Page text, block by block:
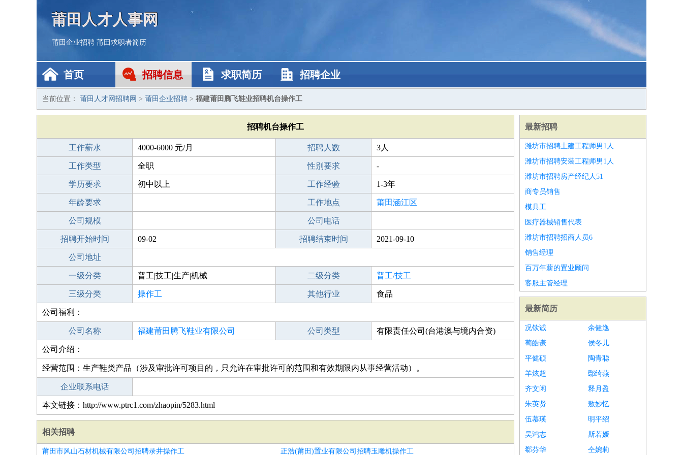
莆田人才人事网
莆田企业招聘 莆田求职者简历
首页 招聘信息 求职简历 招聘企业
当前位置： 莆田人才网招聘网 > 莆田企业招聘 > 福建莆田腾飞鞋业招聘机台操作工
招聘机台操作工
工作薪水 4000-6000 元/月 招聘人数 3人
工作类型 全职 性别要求 -
学历要求 初中以上 工作经验 1-3年
年龄要求 工作地点 莆田涵江区
公司规模 公司电话
招聘开始时间 09-02 招聘结束时间 2021-09-10
公司地址
一级分类 普工|技工|生产|机械 二级分类 普工/技工
三级分类 操作工 其他行业 食品
公司福利：
公司名称 福建莆田腾飞鞋业有限公司 公司类型 有限责任公司(台港澳与境内合资)
公司介绍：
经营范围：生产鞋类产品（涉及审批许可项目的，只允许在审批许可的范围和有效期限内从事经营活动）。
企业联系电话
本文链接：http://www.ptrc1.com/zhaopin/5283.html
相关招聘
莆田市风山石材机械有限公司招聘录井操作工 正浩(莆田)置业有限公司招聘玉雕机操作工
最新招聘
潍坊市招聘土建工程师男1人
潍坊市招聘安装工程师男1人
潍坊市招聘房产经纪人51
商专员销售
模具工
医疗器械销售代表
潍坊市招聘招商人员6
销售经理
百万年薪的置业顾问
客服主管经理
最新简历
况钦诚
余健逸
荀皓谦
侯冬儿
平健硕
陶青聪
羊炫超
鄢绮燕
齐文闲
释月盈
朱英贤
敖妙忆
伍慕瑛
明平绍
吴鸿志
斯若媛
郗芬华
仝婉莉